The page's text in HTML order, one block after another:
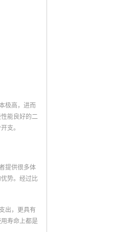
极高，进而
能良好的二
支。
提供很多体
势。经过比
出，更具有
寿命上都是